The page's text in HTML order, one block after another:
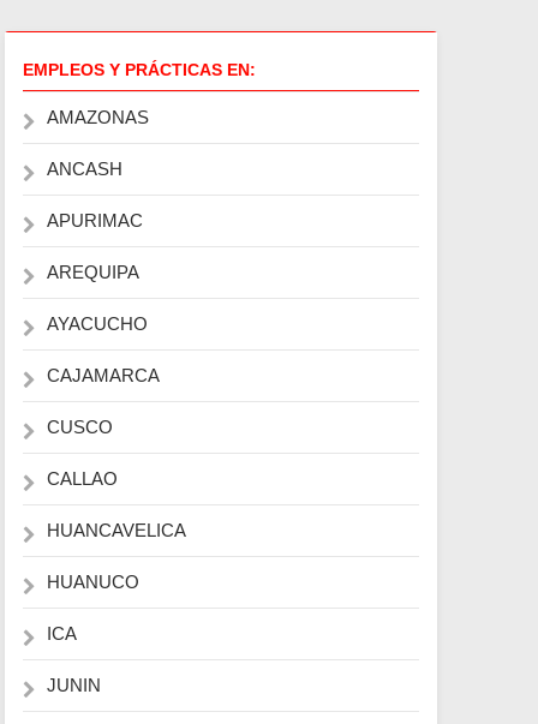
EMPLEOS Y PRÁCTICAS EN:
AMAZONAS
ANCASH
APURIMAC
AREQUIPA
AYACUCHO
CAJAMARCA
CUSCO
CALLAO
HUANCAVELICA
HUANUCO
ICA
JUNIN